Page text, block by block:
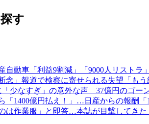
す
自動車「利益9割減」「9000人リスト
念」報道で検察に寄せられる失望「も
「少なすぎ」の意外な声 37億円のゴー
「1400億円払え！」…日産からの報酬
は作業服」と即答…本誌が目撃してきた